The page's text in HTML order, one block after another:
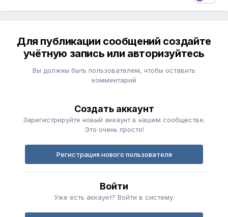
Для публикации сообщений создайте
учётную запись или авторизуйтесь
Вы должны быть пользователем, чтобы оставить
комментарий
Создать аккаунт
Зарегистрируйте новый аккаунт в нашем сообществе.
Это очень просто!
Регистрация нового пользователя
Войти
Уже есть аккаунт? Войти в систему.